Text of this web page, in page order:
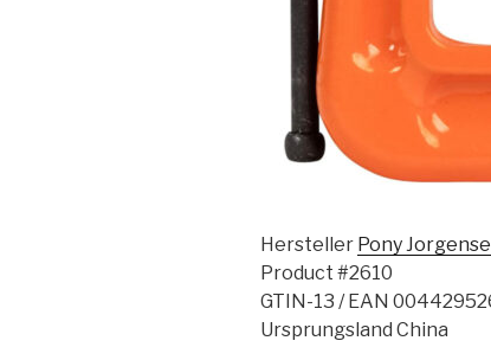
Hersteller Pony
Product #2610
GTIN-13 / EAN
Ursprungsland China